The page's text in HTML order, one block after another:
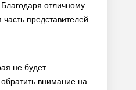
отличному
представителей
не будет
внимание на